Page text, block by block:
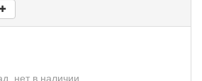
нет в наличии